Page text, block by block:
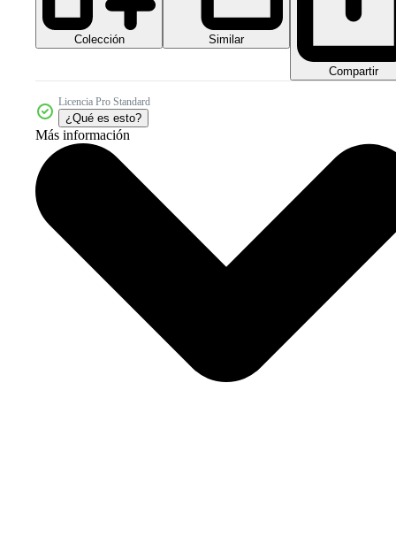
Colección Similar
Compartir
Licencia Pro Standard
¿Qué es esto?
Más información